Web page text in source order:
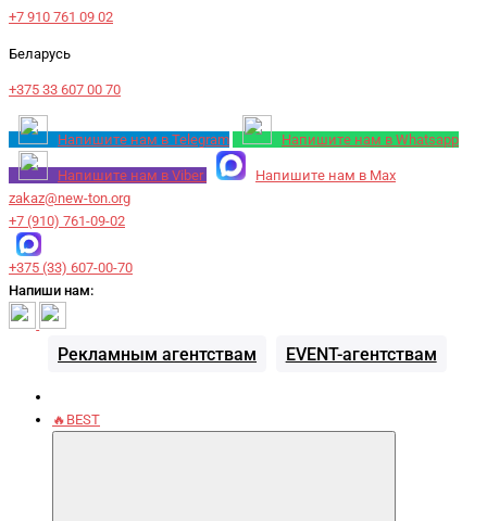
+7 910 761 09 02
Беларусь
+375 33 607 00 70
Напишите нам в Telegram Напишите нам в Whatsapp
Напишите нам в Viber
Напишите нам в Max
zakaz@new-ton.org
+7 (910) 761-09-02
+375 (33) 607-00-70
Напиши нам:
Рекламным агентствам EVENT-агентствам
🔥BEST